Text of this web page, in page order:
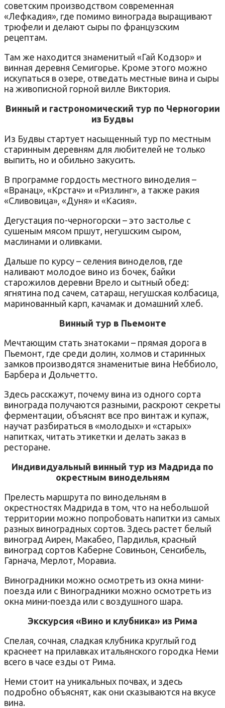
советским производством современная
«Лефкадия», где помимо винограда выращивают
трюфели и делают сыры по французским
рецептам.
Там же находится знаменитый «Гай Кодзор» и
винная деревня Семигорье. Кроме этого можно
искупаться в озере, отведать местные вина и сыры
на живописной горной вилле Виктория.
Винный и гастрономический тур по Черногории
из Будвы
Из Будвы стартует насыщенный тур по местным
старинным деревням для любителей не только
выпить, но и обильно закусить.
В программе гордость местного виноделия –
«Вранац», «Крстач» и «Ризлинг», а также ракия
«Сливовица», «Дуня» и «Касия».
Дегустация по-черногорски – это застолье с
сушеным мясом пршут, негушским сыром,
маслинами и оливками.
Дальше по курсу – селения виноделов, где
наливают молодое вино из бочек, байки
старожилов деревни Врело и сытный обед:
ягнятина под сачем, сатараш, негушская колбасица,
маринованный карп, качамак и домашний хлеб.
Винный тур в Пьемонте
Мечтающим стать знатоками – прямая дорога в
Пьемонт, где среди долин, холмов и старинных
замков производятся знаменитые вина Неббиоло,
Барбера и Дольчетто.
Здесь расскажут, почему вина из одного сорта
винограда получаются разными, раскроют секреты
ферментации, объяснят все про винтаж и купаж,
научат разбираться в «молодых» и «старых»
напитках, читать этикетки и делать заказ в
ресторане.
Индивидуальный винный тур из Мадрида по
окрестным винодельням
Прелесть маршрута по винодельням в
окрестностях Мадрида в том, что на небольшой
территории можно попробовать напитки из самых
разных виноградных сортов. Здесь растет белый
виноград Аирен, Макабео, Пардилья, красный
виноград сортов Каберне Совиньон, Сенсибель,
Гарнача, Мерлот, Моравиа.
Виноградники можно осмотреть из окна мини-
поезда или с Виноградники можно осмотреть из
окна мини-поезда или с воздушного шара.
Экскурсия «Вино и клубника» из Рима
Спелая, сочная, сладкая клубника круглый год
краснеет на прилавках итальянского городка Неми
всего в часе езды от Рима.
Неми стоит на уникальных почвах, и здесь
подробно объяснят, как они сказываются на вкусе
вина.